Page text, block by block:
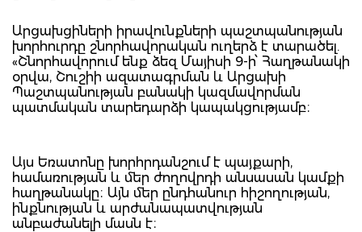
Արցախցիների իրավունքների պաշտպանության
խորհուրդը շնորհավորական ուղերձ է տարածել.
«Շնորհավորում ենք ձեզ Մայիսի 9-ի՝ Հաղթանակի
օրվա, Շուշիի ազատագրման և Արցախի
Պաշտպանության բանակի կազմավորման
պատմական տարեդարձի կապակցությամբ։
Այս Եռատոնը խորհրդանշում է պայքարի,
համառության և մեր ժողովրդի անսասան կամքի
հաղթանակը։ Այն մեր ընդհանուր հիշողության,
ինքնության և արժանապատվության
անբաժանելի մասն է։